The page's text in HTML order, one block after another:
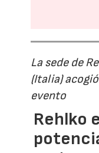
La sede de
(Italia)
evento
Rehlko